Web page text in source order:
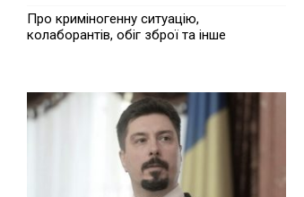
Про криміногенну ситуацію,
колаборантів, обіг зброї та інше